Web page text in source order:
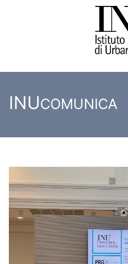
INUCOMUNICA